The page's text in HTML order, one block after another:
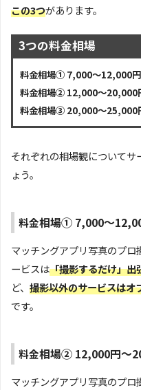
この3つがあります。
3つの料金相場
料金相場① 7,000～12,000円
料金相場② 12,000～20,000
料金相場③ 20,000～25,000
それぞれの相場観について
ょう。
料金相場① 7,000～
マッチングアプリ写真のプ
ービスは「撮影するだけ」出
ど、 撮影以外のサービスはオ
です。
料金相場② 12,000円～
マッチングアプリ写真のプ